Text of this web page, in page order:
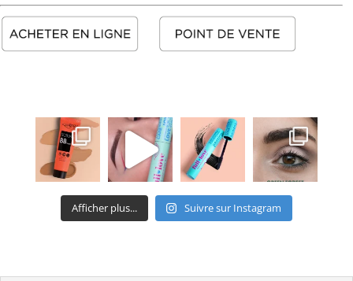
Afficher plus... Suivre sur Instagram